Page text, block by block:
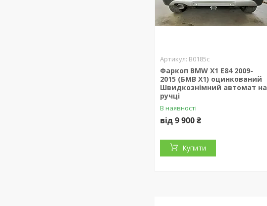
B0185c
Фаркоп BMW X1 E84 2009-
2015 (БМВ Х1) оцинкований
Швидкознімний автомат на
ручці
В наявності
від 9 900 ₴
Купити